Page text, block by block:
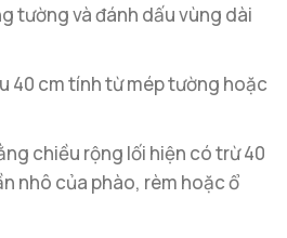
tường và đánh dấu vùng dài
40 cm tính từ mép tường hoặc
chiều rộng lối hiện có trừ 40
nhô của phào, rèm hoặc ổ